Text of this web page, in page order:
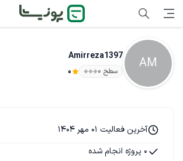
AM
Amirreza1397
سطح ۰ 0
آخرین فعالیت 01 مهر 1404
0 پروژه انجام شده